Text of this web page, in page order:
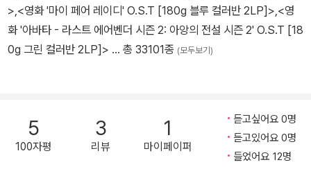
>,<영화 '마이 페어 레이디' O.S.T [180g 블루 컬러반 2LP]>,<영
화 '아바타 - 라스트 에어벤더 시즌 2: 아앙의 전설 시즌 2' O.S.T [18
0g 그린 컬러반 2LP]> … 총 33101종 (모두보기)
5
100자평
3
리뷰
1
마이페이퍼
듣고싶어요 0명
듣고있어요 0명
들었어요 12명